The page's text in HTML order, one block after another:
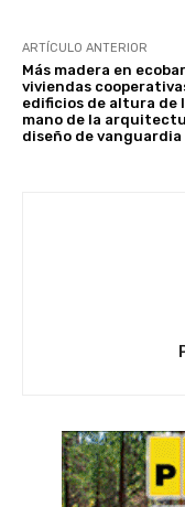
ARTÍCULO ANTERIOR
Más madera en
viviendas
edificios de altura de
mano de la
diseño de vanguardia